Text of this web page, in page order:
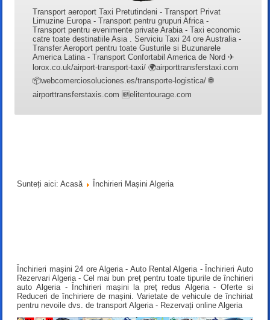
Transport aeroport Taxi Pretutindeni - Transport Privat
Limuzine Europa - Transport pentru grupuri Africa -
Transport pentru evenimente private Arabia - Taxi economic
catre toate destinatiile Asia . Serviciu Taxi 24 ore Australia -
Transfer Aeroport pentru toate Gusturile si Buzunarele
America Latina - Transport Confortabil America de Nord ✈
lorox.co.uk/airport-transport-taxi/ 🌍airporttransferstaxi.com
📦webcomerciosoluciones.es/transporte-logistica/ 🌐
airporttransferstaxis.com 🆕elitentourage.com
Sunteți aici:Acasă Închirieri Mașini Algeria
Închirieri mașini 24 ore Algeria - Auto Rental Algeria - Închirieri Auto
Rezervari Algeria - Cel mai bun preț pentru toate tipurile de închirieri
auto Algeria - Închirieri mașini la preț redus Algeria - Oferte si
Reduceri de închiriere de mașini. Varietate de vehicule de închiriat
pentru nevoile dvs. de transport Algeria - Rezervați online Algeria